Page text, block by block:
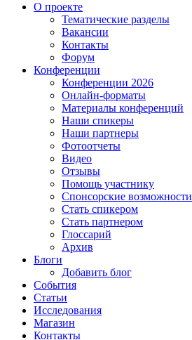
О проекте
Тематические разделы
Вакансии
Контакты
Форум
Конференции
Конференции 2026
Онлайн-форматы
Материалы конференций
Наши спикеры
Наши партнеры
Фотоотчеты
Видео
Отзывы
Помощь участнику
Спонсорские возможности
Стать спикером
Стать партнером
Глоссарий
Архив
Блоги
Добавить блог
События
Статьи
Исследования
Магазин
Контакты